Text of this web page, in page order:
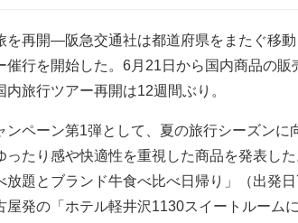
再開―阪急交通社は都道府県をまたぐ移動
催行を開始した。6月21日から国内商品の
内旅行ツアー再開は12週間ぶり。
ペーン第1弾として、夏の旅行シーズンに
ったり感や快適性を重視した商品を発表し
放題とブランド牛食べ比べ日帰り」（出発
屋発の「ホテル軽井沢1130スイートルーム